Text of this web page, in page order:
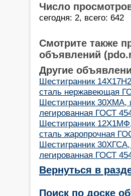
Число
сегодня: 2, всего: 642
Смотрите также
объявлений
Другие
Шестигранник
сталь нержавеющая
Шестигранник 30ХМА,
легированная ГОСТ
Шестигранник
сталь жаропрочная
Шестигранник
легированная ГОСТ
Вернуться в
Поиск по доске